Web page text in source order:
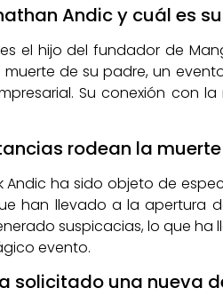
Andic y cuál es
el hijo del fundador de
de su padre, un
Su conexión con
rodean la
Andic ha sido objeto de
han llevado a la apertura
suspicacias, lo que
evento.
solicitado una nueva